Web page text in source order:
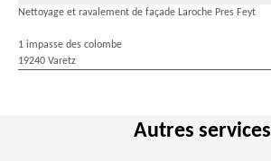
Nettoyage et ravalement de façade Laroche Pres Feyt
1 impasse des colombe
19240 Varetz
Autres services